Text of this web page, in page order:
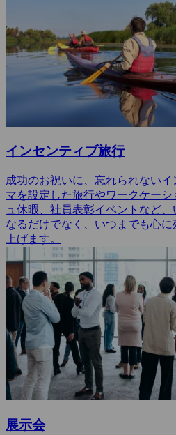
インセンティブ旅行
成功のお祝いに、忘れられない
マを設定した旅行やワークケー
ュ休暇、社員表彰イベントなど
なるだけでなく、いつまでも心
上げます。
展示会